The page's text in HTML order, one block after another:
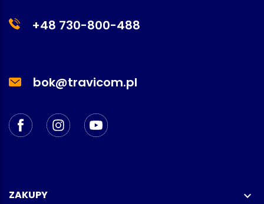
+48 730-800-488
bok@travicom.pl
ZAKUPY 